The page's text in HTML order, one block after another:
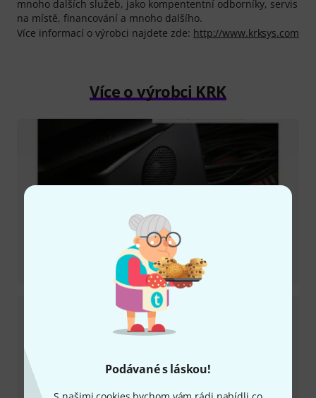
Podávané s láskou!
mnoho dalších služeb, jako kompententní odborníky, servis
na místě, financování a mnoho dalšího.
Více informací o výrobci najdete zde: http://www.krksys.com
Více o výrobci KRK